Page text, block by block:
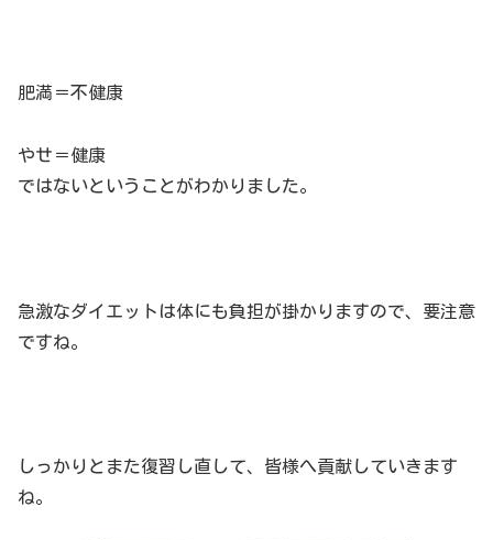
肥満＝不健康
やせ＝健康
ではないということがわかりました。
急激なダイエットは体にも負担が掛かりますので、要注意
ですね。
しっかりとまた復習し直して、皆様へ貢献していきます
ね。